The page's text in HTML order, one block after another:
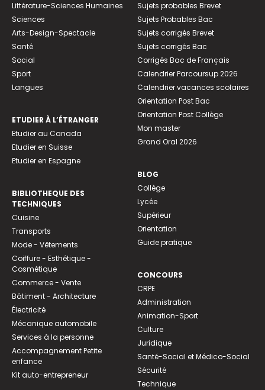
Littérature-Sciences Humaines
Sciences
Arts-Design-Spectacle
Santé
Social
Sport
Langues
ETUDIER À L’ÉTRANGER
Etudier au Canada
Etudier en Suisse
Etudier en Espagne
BIBLIOTHEQUE DES
TECHNIQUES
Cuisine
Transports
Mode - Vêtements
Coiffure - Esthétique -
Cosmétique
Commerce - Vente
Bâtiment - Architecture
Électricité
Mécanique automobile
Services à la personne
Accompagnement Petite
enfance
Kit auto-entrepreneur
Sujets probables Brevet
Sujets Probables Bac
Sujets corrigés Brevet
Sujets corrigés Bac
Corrigés Bac de Français
Calendrier Parcoursup 2026
Calendrier vacances scolaires
Orientation Post Bac
Orientation Post Collège
Mon master
Grand Oral 2026
BLOG
Collège
Lycée
Supérieur
Orientation
Guide pratique
CONCOURS
CRPE
Administration
Animation-Sport
Culture
Juridique
Santé-Social et Médico-Social
Sécurité
Technique